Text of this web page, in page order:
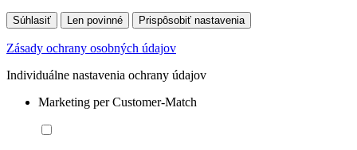
Súhlasiť Len povinné Prispôsobiť nastavenia
Zásady ochrany osobných údajov
Individuálne nastavenia ochrany údajov
Marketing per Customer-Match